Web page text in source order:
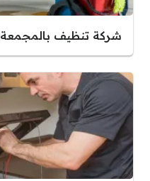
شركة تنظيف بالمجمعة